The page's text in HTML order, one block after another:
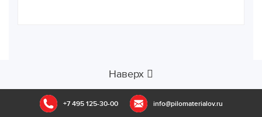
Наверх
+7 495 125-30-00 info@pilomaterialov.ru